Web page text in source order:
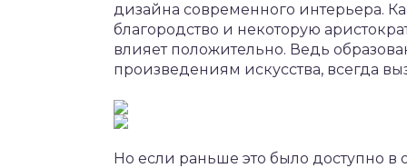
дизайна современного интерьера.
благородство и некоторую
влияет положительно. Ведь
произведениям искусства, всегда
Но если раньше это было доступно